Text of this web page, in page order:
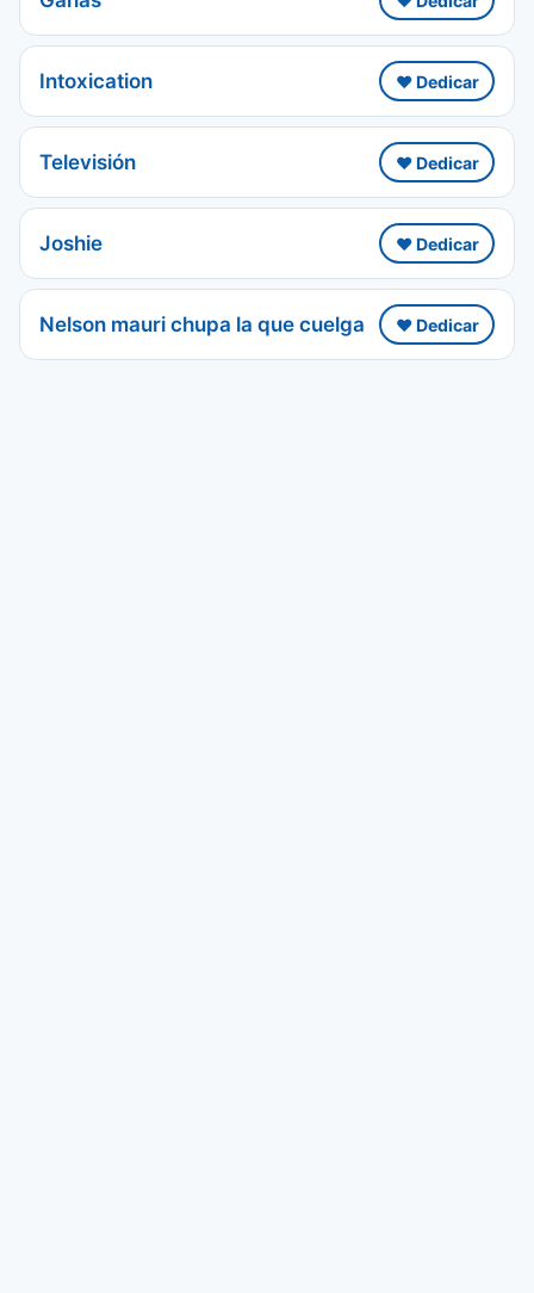
Intoxication ❤️ Dedicar
Televisión ❤️ Dedicar
Joshie ❤️ Dedicar
Nelson mauri chupa la que cuelga ❤️ Dedicar